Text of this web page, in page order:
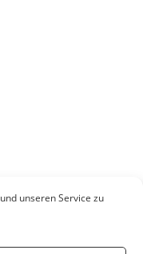
unseren Service zu